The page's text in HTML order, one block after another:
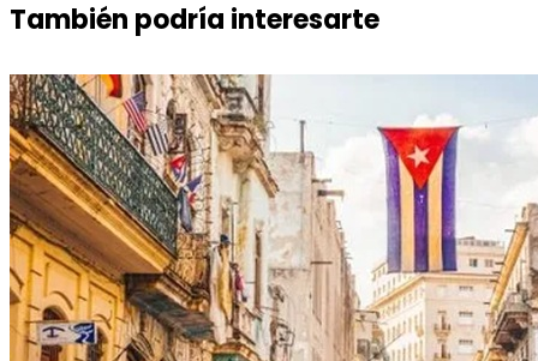
También podría interesarte